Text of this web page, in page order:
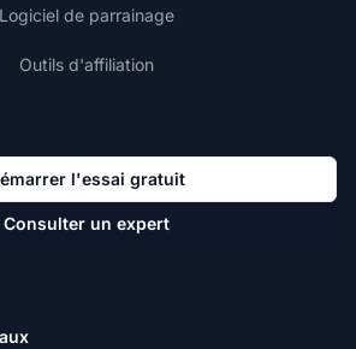
Logiciel de parrainage
Outils d'affiliation
l'essai gratuit
Consulter un expert